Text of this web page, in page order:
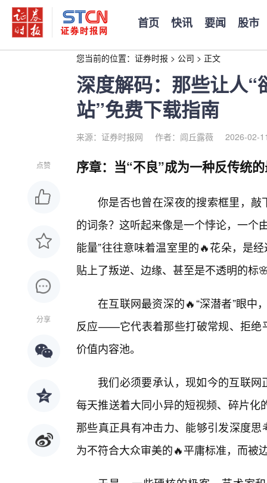
首页 快讯 要闻 股市
您当前的位置： 证券时报 > 公司 > 正文
深度解码：那些让人“
站”免费下载指南
来源：证券时报网 作者：闾丘露薇 2026-02-
点赞
分享
序章：当“不良”成为一种反传统
你是否也曾在深夜的搜索框里，敲
的词条？这听起来像是一个悖论，一个
能量”往往意味着温室里的🔥花朵，是
贴上了叛逆、边缘、甚至是不透明的标
在互联网最资深的🔥“深潜者”眼
反应——它代表着那些打破常规、拒绝
价值内容池。
我们必须要承认，现如今的互联网
每天推送着大同小异的短视频、碎片
那些真正具有冲击力、能够引发深度
为不符合大众审美的🔥平庸标准，而被